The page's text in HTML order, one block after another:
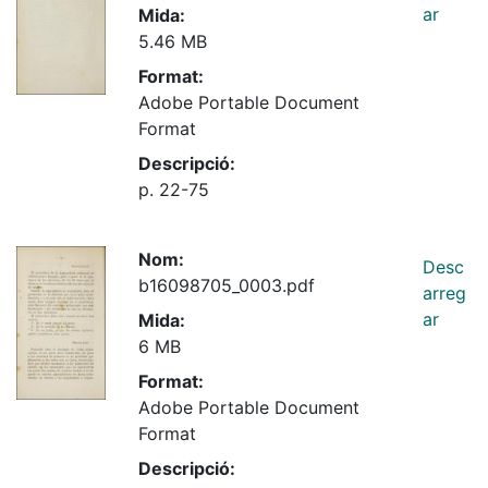
Mida:
5.46 MB
Format:
Adobe Portable Document
Format
Descripció:
p. 22-75
ar
Nom:
b16098705_0003.pdf
Mida:
6 MB
Format:
Adobe Portable Document
Format
Descripció:
Desc
arreg
ar